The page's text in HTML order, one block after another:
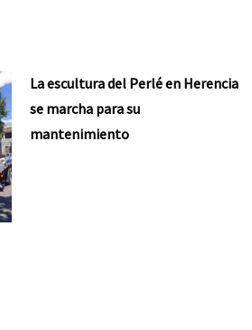
La escultura del Perlé en Herencia
se marcha para su
mantenimiento